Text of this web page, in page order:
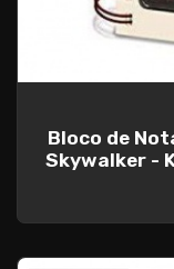
Bloco de
Skywalker -